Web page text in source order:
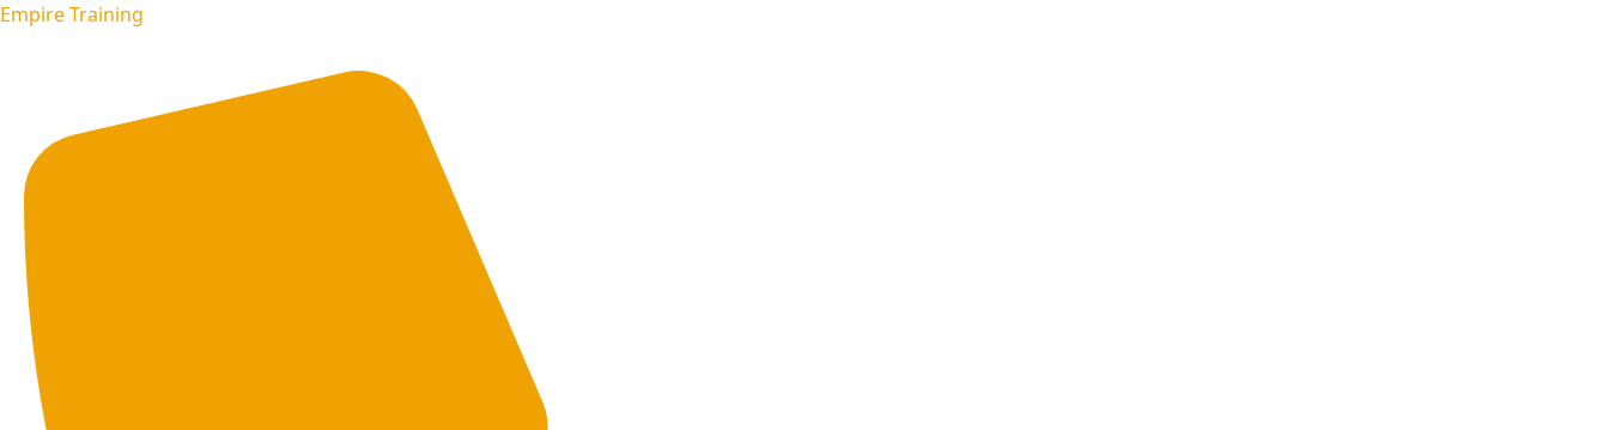
Empire Training